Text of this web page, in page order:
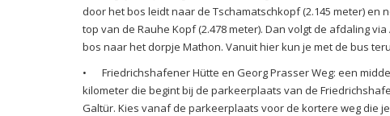
door het bos leidt naar de Tschamatschkopf (2.145 meter) en
top van de Rauhe Kopf (2.478 meter). Dan volgt de afdaling
bos naar het dorpje Mathon. Vanuit hier kun je met de bus
•
Friedrichshafener Hütte en Georg Prasser Weg: een
kilometer die begint bij de parkeerplaats van de
Galtür. Kies vanaf de parkeerplaats voor de kortere weg die